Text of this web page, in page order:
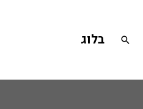
חיפושבלוג